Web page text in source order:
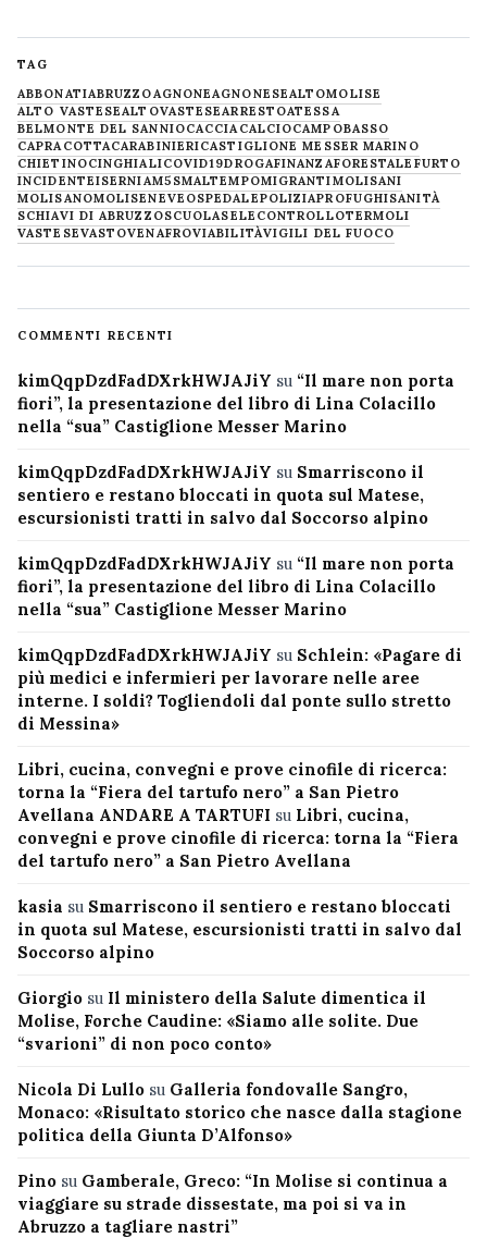
TAG
ABBONATIABRUZZOAGNONEAGNONESEALTOMOLISE
ALTO VASTESEALTOVASTESEARRESTOATESSA
BELMONTE DEL SANNIOCACCIACALCIOCAMPOBASSO
CAPRACOTTACARABINIERICASTIGLIONE MESSER MARINO
CHIETINOCINGHIALICOVID19DROGAFINANZAFORESTALE FURTO
INCIDENTEISERNIAM5SMALTEMPOMIGRANTIMOLISANI
MOLISANOMOLISENEVE OSPEDALEPOLIZIAPROFUGHISANITÀ
SCHIAVI DI ABRUZZOSCUOLASELECONTROLLOTERMOLI
VASTESEVASTOVENAFROVIABILITÀVIGILI DEL FUOCO
COMMENTI RECENTI
kimQqpDzdFadDXrkHWJAJiY su “Il mare non porta
fiori”, la presentazione del libro di Lina Colacillo
nella “sua” Castiglione Messer Marino
kimQqpDzdFadDXrkHWJAJiY su Smarriscono il
sentiero e restano bloccati in quota sul Matese,
escursionisti tratti in salvo dal Soccorso alpino
kimQqpDzdFadDXrkHWJAJiY su “Il mare non porta
fiori”, la presentazione del libro di Lina Colacillo
nella “sua” Castiglione Messer Marino
kimQqpDzdFadDXrkHWJAJiY su Schlein: «Pagare di
più medici e infermieri per lavorare nelle aree
interne. I soldi? Togliendoli dal ponte sullo stretto
di Messina»
Libri, cucina, convegni e prove cinofile di ricerca:
torna la “Fiera del tartufo nero” a San Pietro
Avellana ANDARE A TARTUFI su Libri, cucina,
convegni e prove cinofile di ricerca: torna la “Fiera
del tartufo nero” a San Pietro Avellana
kasia su Smarriscono il sentiero e restano bloccati
in quota sul Matese, escursionisti tratti in salvo dal
Soccorso alpino
Giorgio su Il ministero della Salute dimentica il
Molise, Forche Caudine: «Siamo alle solite. Due
“svarioni” di non poco conto»
Nicola Di Lullo su Galleria fondovalle Sangro,
Monaco: «Risultato storico che nasce dalla stagione
politica della Giunta D’Alfonso»
Pino su Gamberale, Greco: “In Molise si continua a
viaggiare su strade dissestate, ma poi si va in
Abruzzo a tagliare nastri”